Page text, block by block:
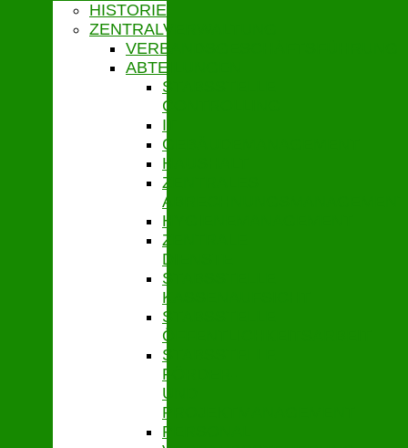
HISTORIE
ZENTRALVERWALTUNG
VERBANDSGESCHÄFTSFÜHRUNG
ABTEILUNGEN
STABSSTELLE
CONTROLLING
IT
GEBÄUDEMANAGEMENT
HAUSHALT
ZENTRALES
ABRECHNUNGSMANAGEMENT
HYGIENEMANAGEMENT
ZENTRALE
DIENSTE
STABSSTELLE
KASSENAUFSICHT
STABSSTELLE
ÖFFENTLICHKEITSARBEIT
STABSSTELLE
FÖRDER-
UND
PROJEKTMANAGEMENT
PERSONAL